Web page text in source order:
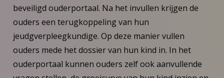
beveiligd ouderportaal. Na het invullen krijgen de
ouders een terugkoppeling van hun
jeudgverpleegkundige. Op deze manier vullen
ouders mede het dossier van hun kind in. In het
ouderportaal kunnen ouders zelf ook aanvullende